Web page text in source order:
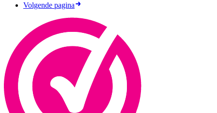
Volgende pagina